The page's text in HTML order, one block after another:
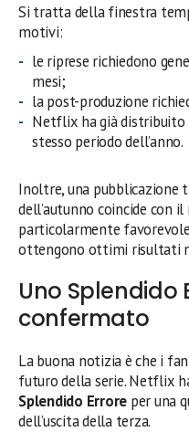
Si tratta della finestra
motivi:
le riprese richiedono
mesi;
la post-produzione
Netflix ha già distribuito
stesso periodo dell’anno.
Inoltre, una pubblicazione
dell’autunno coincide con
particolarmente
ottengono ottimi risultati
Uno Splendido
confermato
La buona notizia è che i
futuro della serie. Netflix
Splendido Errore per una
dell’uscita della terza.